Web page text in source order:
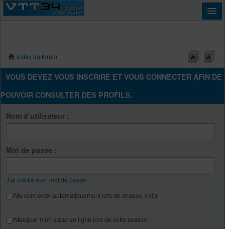
Index du forum
VOUS DEVEZ VOUS INSCRIRE ET VOUS CONNECTER AFIN DE
POUVOIR CONSULTER DES PROFILS.
Nom d’utilisateur :
Mot de passe :
J’ai oublié mon mot de passe
Me connecter automatiquement lors de chaque visite
Masquer mon statut en ligne lors de cette session